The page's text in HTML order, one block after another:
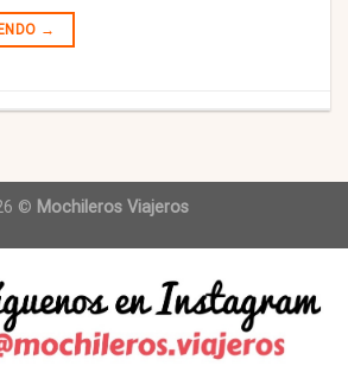
→
© Mochileros Viajeros